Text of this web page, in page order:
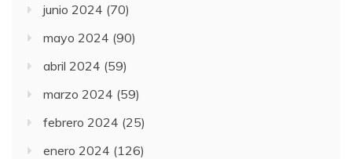
junio 2024 (70)
mayo 2024 (90)
abril 2024 (59)
marzo 2024 (59)
febrero 2024 (25)
enero 2024 (126)